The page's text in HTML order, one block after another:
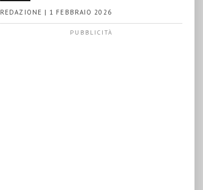
REDAZIONE | 1 FEBBRAIO 2026